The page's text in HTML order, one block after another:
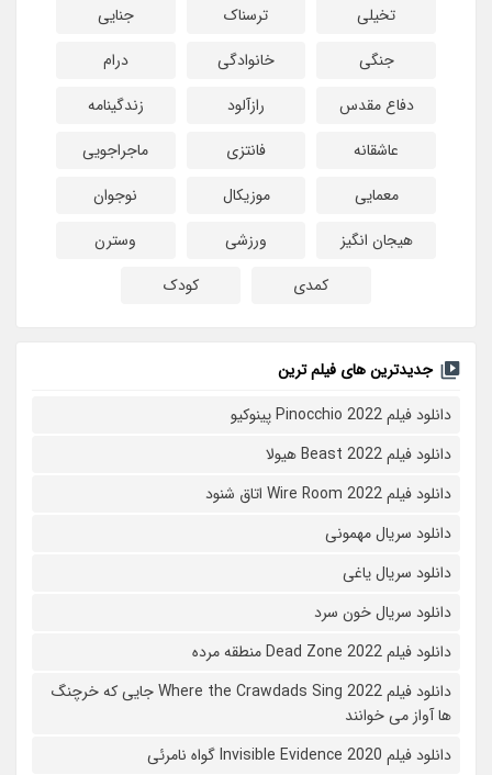
تخیلی
ترسناک
جنایی
جنگی
خانوادگی
درام
دفاع مقدس
رازآلود
زندگینامه
عاشقانه
فانتزی
ماجراجویی
معمایی
موزیکال
نوجوان
هیجان انگیز
ورزشی
وسترن
کمدی
کودک
جدیدترین های فیلم ترین
دانلود فیلم Pinocchio 2022 پینوکیو
دانلود فیلم Beast 2022 هیولا
دانلود فیلم Wire Room 2022 اتاق شنود
دانلود سریال مهمونی
دانلود سریال یاغی
دانلود سریال خون سرد
دانلود فیلم 2022 Dead Zone منطقه مرده
دانلود فیلم Where the Crawdads Sing 2022 جایی که خرچنگ
ها آواز می خوانند
دانلود فیلم 2020 Invisible Evidence گواه نامرئی